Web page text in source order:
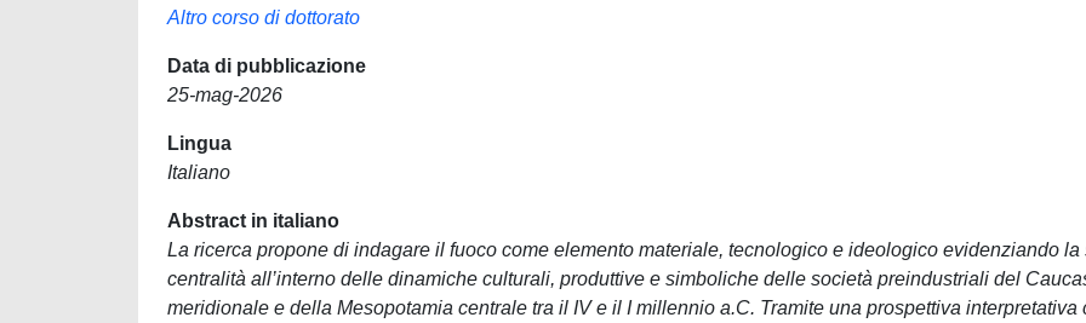
Altro corso di dottorato
Data di pubblicazione
25-mag-2026
Lingua
Italiano
Abstract in italiano
La ricerca propone di indagare il fuoco come elemento materiale, tecnologico e ideologico evidenziando la
centralità all’interno delle dinamiche culturali, produttive e simboliche delle società preindustriali del
meridionale e della Mesopotamia centrale tra il IV e il I millennio a.C. Tramite una prospettiva interpretativa